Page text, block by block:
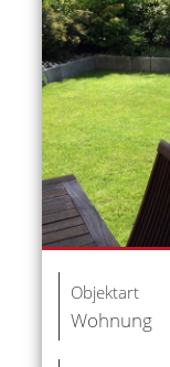
Objektart
Wohnung